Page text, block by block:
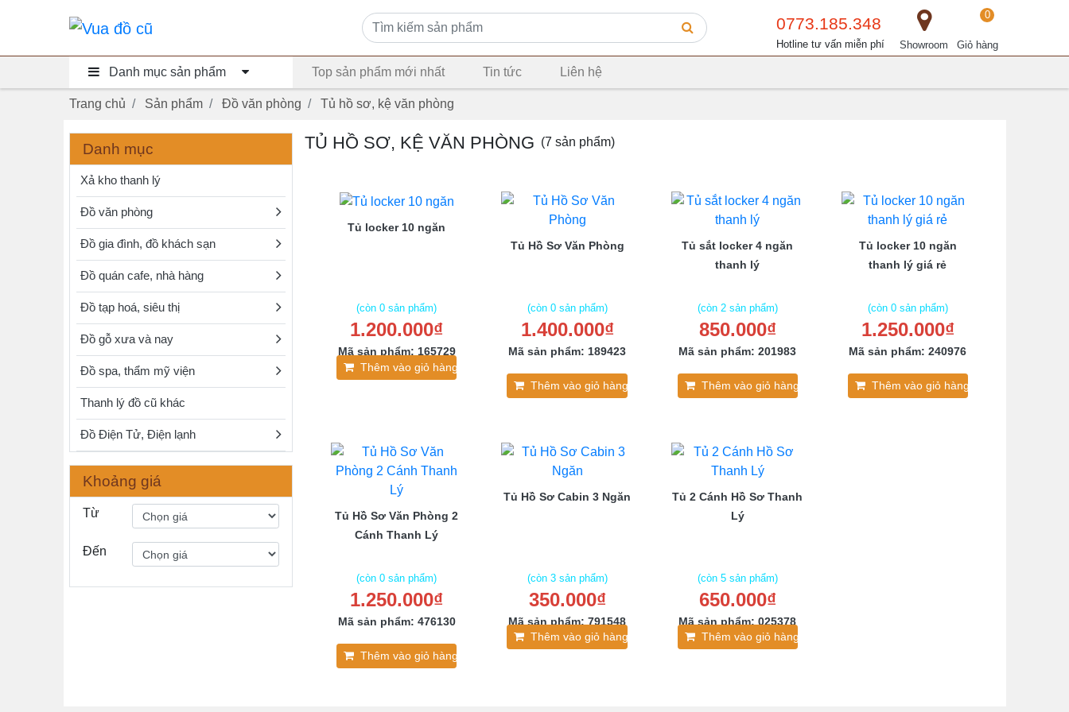
0
Giỏ hàng
Showroom
0773.185.348
Hotline tư vấn miễn phí
Danh mục sản phẩm Top sản phẩm mới nhất Tin tức Liên hệ
Trang chủ Sản phẩm Đồ văn phòng Tủ hồ sơ, kệ văn phòng
Danh mục
Xả kho thanh lý
Đồ văn phòng
Đồ gia đình, đồ khách sạn
Đồ quán cafe, nhà hàng
Đồ tạp hoá, siêu thị
Đồ gỗ xưa và nay
Đồ spa, thẩm mỹ viện
Thanh lý đồ cũ khác
Đồ Điện Tử, Điện lạnh
Khoảng giá
Từ
Đến
TỦ HỒ SƠ, KỆ VĂN PHÒNG (7 sản phẩm)
Tủ locker 10 ngăn
(còn 0 sản phẩm)
1.200.000₫
Mã sản phẩm: 165729
Thêm vào giỏ hàng
Tủ Hồ Sơ Văn Phòng
(còn 0 sản phẩm)
1.400.000₫
Mã sản phẩm: 189423
Thêm vào giỏ hàng
Tủ sắt locker 4 ngăn
thanh lý
(còn 2 sản phẩm)
850.000₫
Mã sản phẩm: 201983
Thêm vào giỏ hàng
Tủ locker 10 ngăn
thanh lý giá rẻ
(còn 0 sản phẩm)
1.250.000₫
Mã sản phẩm: 240976
Thêm vào giỏ hàng
Tủ Hồ Sơ Văn Phòng 2
Cánh Thanh Lý
(còn 0 sản phẩm)
1.250.000₫
Mã sản phẩm: 476130
Thêm vào giỏ hàng
Tủ Hồ Sơ Cabin 3 Ngăn
(còn 3 sản phẩm)
350.000₫
Mã sản phẩm: 791548
Thêm vào giỏ hàng
Tủ 2 Cánh Hồ Sơ Thanh
Lý
(còn 5 sản phẩm)
650.000₫
Mã sản phẩm: 025378
Thêm vào giỏ hàng